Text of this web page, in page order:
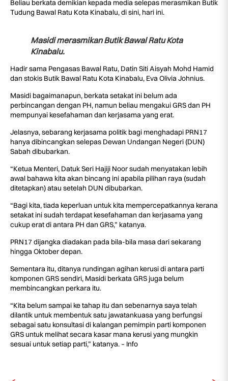
Beliau berkata demikian kepada media selepas merasmikan Butik
Tudung Bawal Ratu Kota Kinabalu, di sini, hari ini.
Masidi merasmikan Butik Bawal Ratu Kota
Kinabalu.
Hadir sama Pengasas Bawal Ratu, Datin Siti Aisyah Mohd Hamid
dan stokis Butik Bawal Ratu Kota Kinabalu, Eva Olivia Johnius.
Masidi bagaimanapun, berkata setakat ini belum ada
perbincangan dengan PH, namun beliau mengakui GRS dan PH
mempunyai kesefahaman dan kerjasama yang erat.
Jelasnya, sebarang kerjasama politik bagi menghadapi PRN17
hanya dibincangkan selepas Dewan Undangan Negeri (DUN)
Sabah dibubarkan.
“Ketua Menteri, Datuk Seri Hajiji Noor sudah menyatakan lebih
awal bahawa kita akan bincang ini apabila pilihan raya (sudah
ditetapkan) atau setelah DUN dibubarkan.
“Bagi kita, tiada keperluan untuk kita mempercepatkannya kerana
setakat ini sudah terdapat kesefahaman dan kerjasama yang
cukup erat di antara PH dan GRS,” katanya.
PRN17 dijangka diadakan pada bila-bila masa dari sekarang
hingga Oktober depan.
Sementara itu, ditanya rundingan agihan kerusi di antara parti
komponen GRS sendiri, Masidi berkata GRS juga belum
membincangkan perkara itu.
“Kita belum sampai ke tahap itu dan sebenarnya saya telah
dilantik untuk membentuk satu jawatankuasa yang berfungsi
sebagai satu konsultasi di kalangan pemimpin parti komponen
GRS untuk melihat secara kasar mana kerusi yang mungkin
sesuai untuk setiap parti,” katanya. – Info